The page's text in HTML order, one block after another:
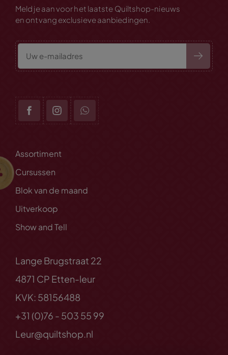
Meld je aan voor het laatste Quiltshop-nieuws
en ontvang exclusieve aanbiedingen.
Assortiment
Cursussen
Blok van de maand
Uitverkoop
Show and Tell
Lange Brugstraat 22
4871 CP Etten-leur
KVK: 58156488
+31 (0)76 - 503 55 99
Leur@quiltshop.nl